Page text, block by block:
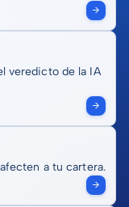
veredicto de la IA
a tu cartera.